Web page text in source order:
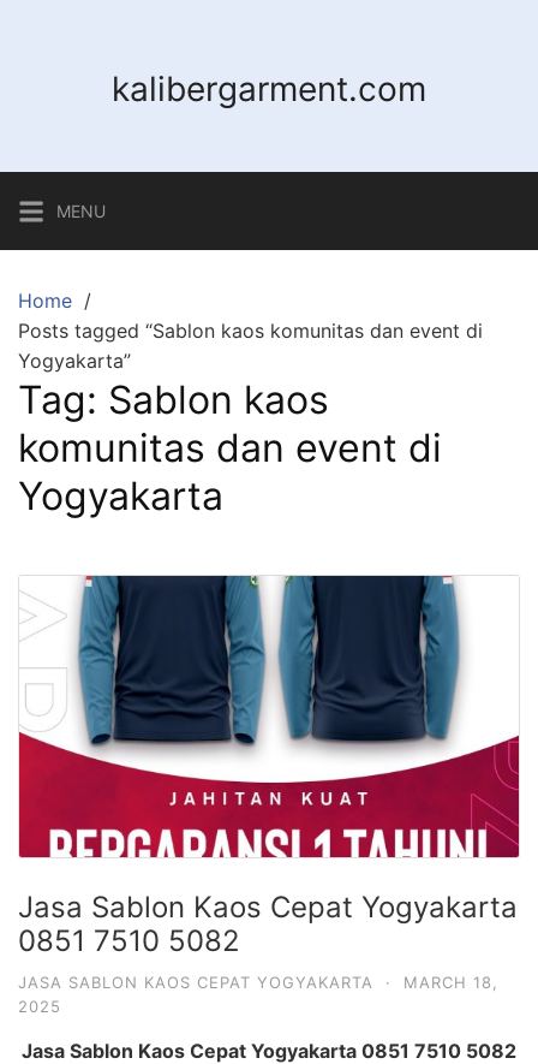
kalibergarment.com
MENU
Home
Posts tagged “Sablon kaos komunitas dan event di
Yogyakarta”
Tag: Sablon kaos
komunitas dan event di
Yogyakarta
Jasa Sablon Kaos Cepat Yogyakarta
0851 7510 5082
JASA SABLON KAOS CEPAT YOGYAKARTA ·
MARCH 18,
2025
Jasa Sablon Kaos Cepat Yogyakarta 0851 7510 5082